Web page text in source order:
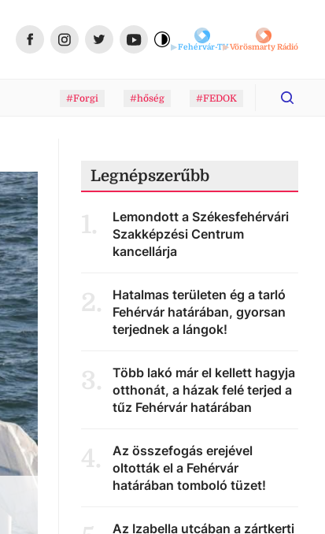
Fehérvár-TVVörösmarty Rádió
#Forgi #hőség #FEDOK
Legnépszerűbb
1.
Lemondott a Székesfehérvári
Szakképzési Centrum
kancellárja
2.
Hatalmas területen ég a tarló
Fehérvár határában, gyorsan
terjednek a lángok!
3.
Több lakó már el kellett hagyja
otthonát, a házak felé terjed a
tűz Fehérvár határában
4.
Az összefogás erejével
oltották el a Fehérvár
határában tomboló tüzet!
Az Izabella utcában a zártkerti